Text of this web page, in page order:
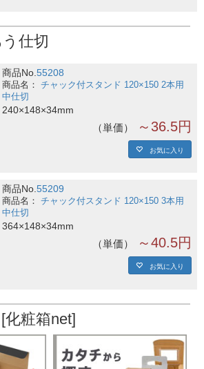
仕切
商品No.55208
チャック付スタンド 120×150 2本用
中仕切
240×148×34mm
単価 ～36.5円
お気に入り
商品No.55209
チャック付スタンド 120×150 3本用
中仕切
364×148×34mm
単価 ～40.5円
お気に入り
粧箱net]